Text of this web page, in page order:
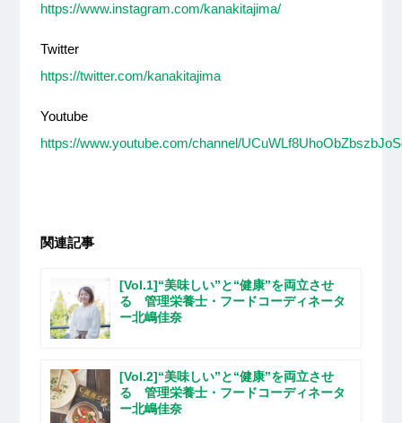
https://www.instagram.com/kanakitajima/
Twitter
https://twitter.com/kanakitajima
Youtube
https://www.youtube.com/channel/
関連記事
[Vol.1]“美味しい”と“健康”を両立させ
る 管理栄養士・フードコーディネータ
ー北嶋佳奈
[Vol.2]“美味しい”と“健康”を両立させ
る 管理栄養士・フードコーディネータ
ー北嶋佳奈